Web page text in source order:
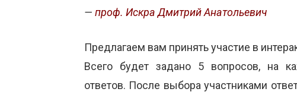
— проф. Искра Дмитрий Анатольевич
Предлагаем вам принять участие в
Всего будет задано 5 вопросов, на
ответов. После выбора участниками